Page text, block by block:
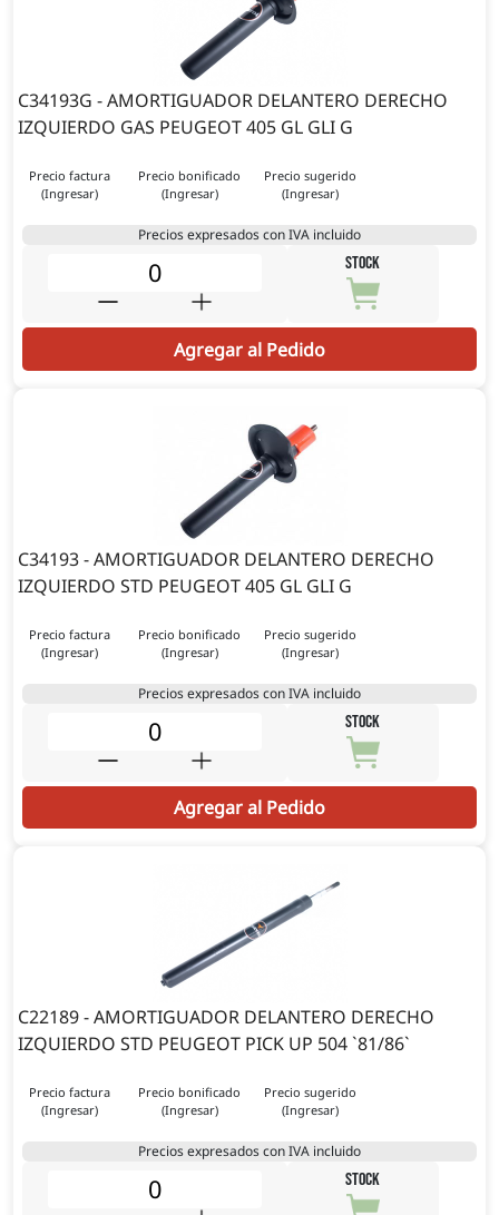
C34193G - AMORTIGUADOR DELANTERO DERECHO
IZQUIERDO GAS PEUGEOT 405 GL GLI G
Precio factura
(Ingresar)
Precio bonificado
(Ingresar)
Precio sugerido
(Ingresar)
Precios expresados con IVA incluido
STOCK
Agregar al Pedido
C34193 - AMORTIGUADOR DELANTERO DERECHO
IZQUIERDO STD PEUGEOT 405 GL GLI G
Precio factura
(Ingresar)
Precio bonificado
(Ingresar)
Precio sugerido
(Ingresar)
Precios expresados con IVA incluido
STOCK
Agregar al Pedido
C22189 - AMORTIGUADOR DELANTERO DERECHO
IZQUIERDO STD PEUGEOT PICK UP 504 `81/86`
Precio factura
(Ingresar)
Precio bonificado
(Ingresar)
Precio sugerido
(Ingresar)
Precios expresados con IVA incluido
STOCK